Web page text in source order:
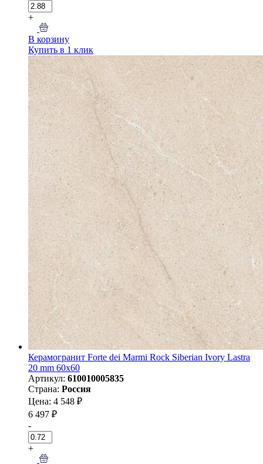
+
В корзину
Купить в 1 клик
Керамогранит Forte dei Marmi Rock Siberian Ivory Lastra
20 mm 60x60
Артикул: 610010005835
Страна: Россия
Цена: 4 548 ₽
6 497 ₽
-
+